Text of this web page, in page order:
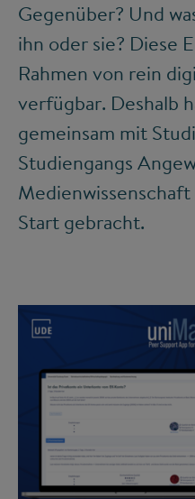
Gegenüber? Und
ihn oder sie? Diese
Rahmen von rein
verfügbar. Deshalb
gemeinsam mit
Studiengangs
Start gebracht.